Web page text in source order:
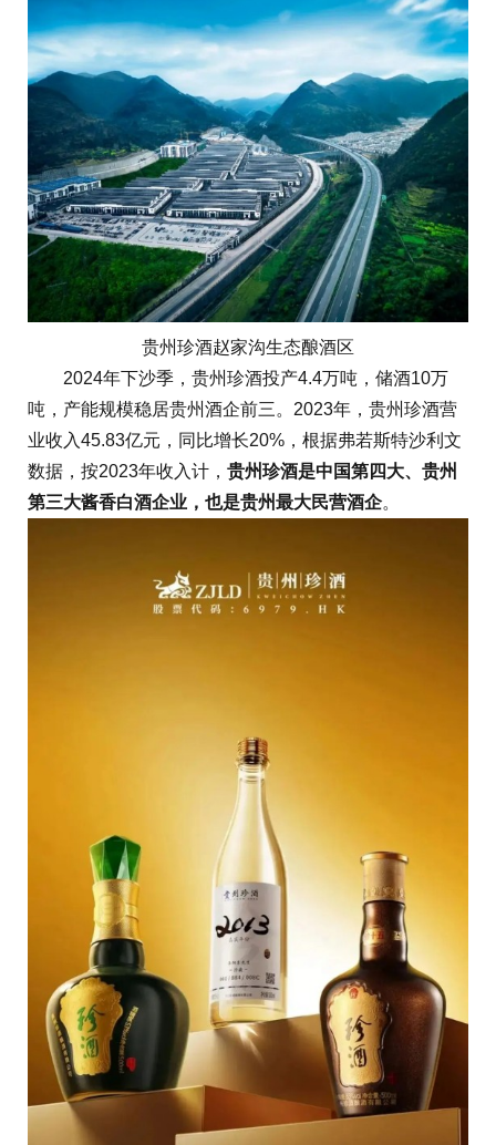
贵州珍酒赵家沟生态酿酒区
2024年下沙季，贵州珍酒投产4.4万吨，储酒10万
吨，产能规模稳居贵州酒企前三。2023年，贵州珍酒营
业收入45.83亿元，同比增长20%，根据弗若斯特沙利文
数据，按2023年收入计， 贵州珍酒是中国第四大、贵州
第三大酱香白酒企业，也是贵州最大民营酒企。